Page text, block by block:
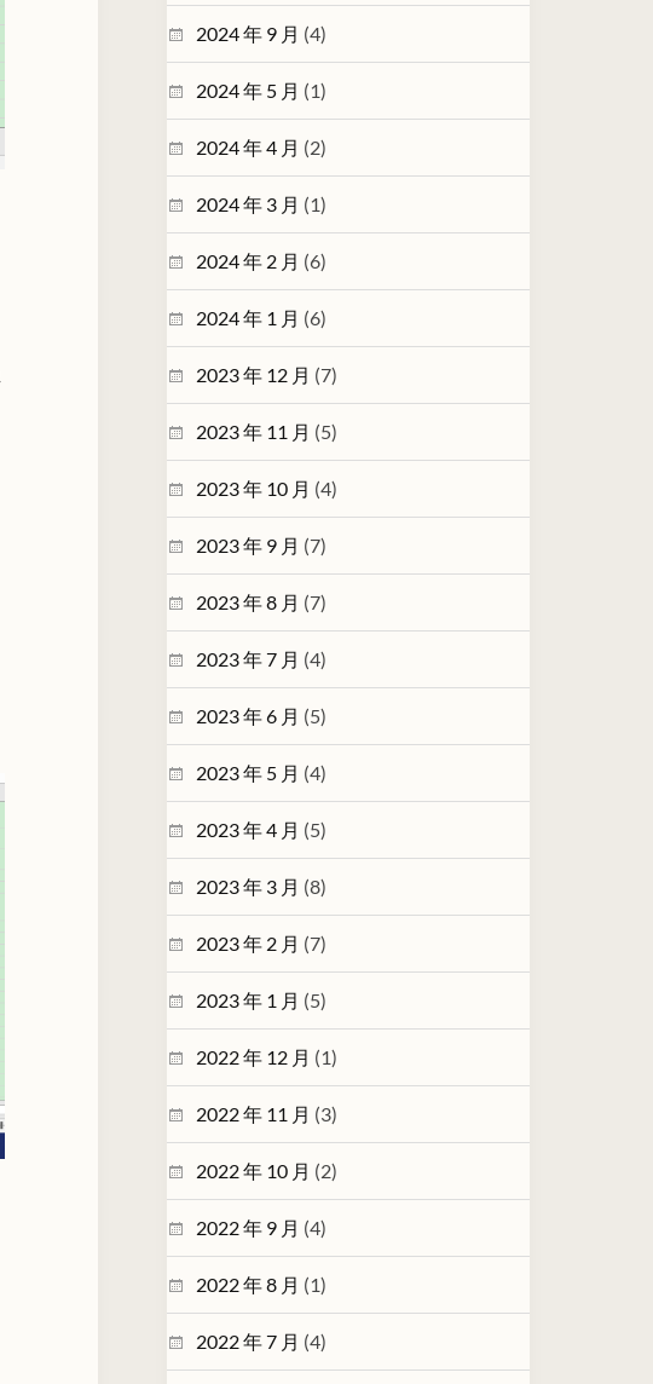
2024 年 9 月 (4)
2024 年 5 月 (1)
2024 年 4 月 (2)
2024 年 3 月 (1)
2024 年 2 月 (6)
2024 年 1 月 (6)
2023 年 12 月 (7)
2023 年 11 月 (5)
2023 年 10 月 (4)
2023 年 9 月 (7)
2023 年 8 月 (7)
2023 年 7 月 (4)
2023 年 6 月 (5)
2023 年 5 月 (4)
2023 年 4 月 (5)
2023 年 3 月 (8)
2023 年 2 月 (7)
2023 年 1 月 (5)
2022 年 12 月 (1)
2022 年 11 月 (3)
2022 年 10 月 (2)
2022 年 9 月 (4)
2022 年 8 月 (1)
2022 年 7 月 (4)